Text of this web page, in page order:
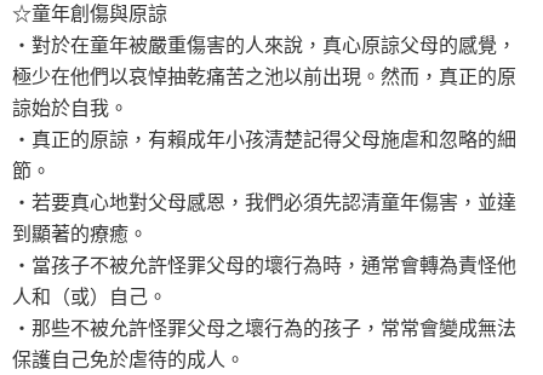
☆童年創傷與原諒
‧對於在童年被嚴重傷害的人來說，真心原諒父母的感覺，
極少在他們以哀悼抽乾痛苦之池以前出現。然而，真正的原
諒始於自我。
‧真正的原諒，有賴成年小孩清楚記得父母施虐和忽略的細
節。
‧若要真心地對父母感恩，我們必須先認清童年傷害，並達
到顯著的療癒。
‧當孩子不被允許怪罪父母的壞行為時，通常會轉為責怪他
人和（或）自己。
‧那些不被允許怪罪父母之壞行為的孩子，常常會變成無法
保護自己免於虐待的成人。